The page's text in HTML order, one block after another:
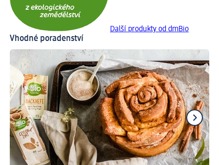
Další produkty od dmBio
Vhodné poradenství